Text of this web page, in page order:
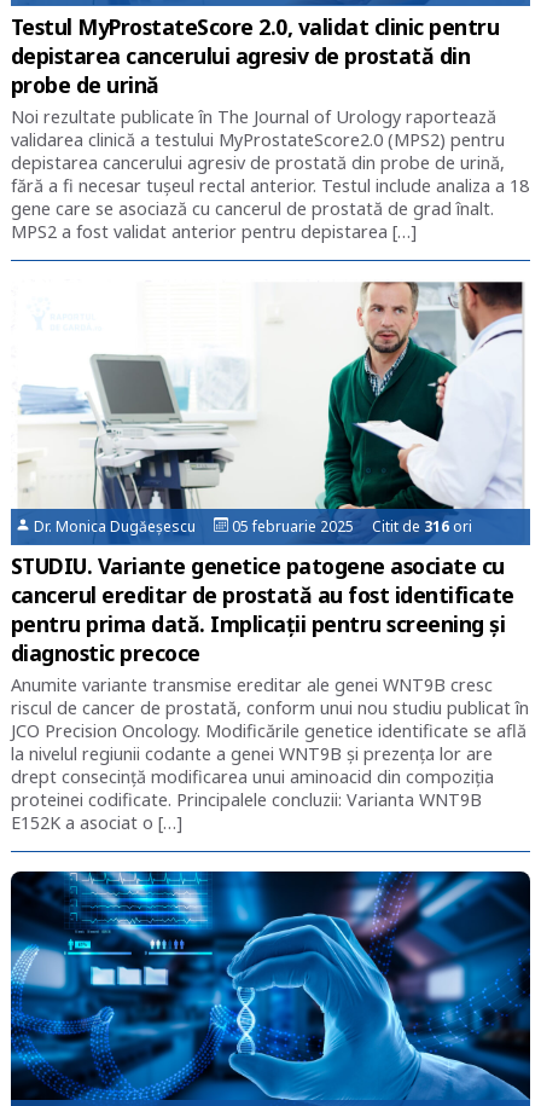
Testul MyProstateScore 2.0, validat clinic pentru
depistarea cancerului agresiv de prostată din
probe de urină
Noi rezultate publicate în The Journal of Urology raportează
validarea clinică a testului MyProstateScore2.0 (MPS2) pentru
depistarea cancerului agresiv de prostată din probe de urină,
fără a fi necesar tuşeul rectal anterior. Testul include analiza a 18
gene care se asociază cu cancerul de prostată de grad înalt.
MPS2 a fost validat anterior pentru depistarea […]
Dr. Monica Dugăeșescu 05 februarie 2025 Citit de 316ori
STUDIU. Variante genetice patogene asociate cu
cancerul ereditar de prostată au fost identificate
pentru prima dată. Implicaţii pentru screening şi
diagnostic precoce
Anumite variante transmise ereditar ale genei WNT9B cresc
riscul de cancer de prostată, conform unui nou studiu publicat în
JCO Precision Oncology. Modificările genetice identificate se află
la nivelul regiunii codante a genei WNT9B şi prezenţa lor are
drept consecinţă modificarea unui aminoacid din compoziţia
proteinei codificate. Principalele concluzii: Varianta WNT9B
E152K a asociat o […]